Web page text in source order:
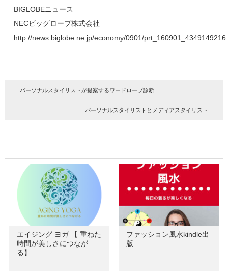
BIGLOBEニュース
NECビッグローブ株式会社
http://news.biglobe.ne.jp/economy/0901/
パーソナルスタイリストが提案するワードローブ診断
パーソナルスタイリストとメディアスタイリスト
エイジング ヨガ 【 重ねた
時間が美しさにつなが
る】
ファッション風水kindle出
版